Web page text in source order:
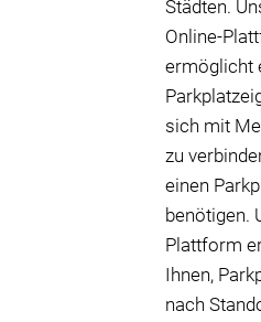
Städten.
Online-
ermöglicht
sich mit
zu
einen
benötigen.
Plattform
Ihnen,
nach